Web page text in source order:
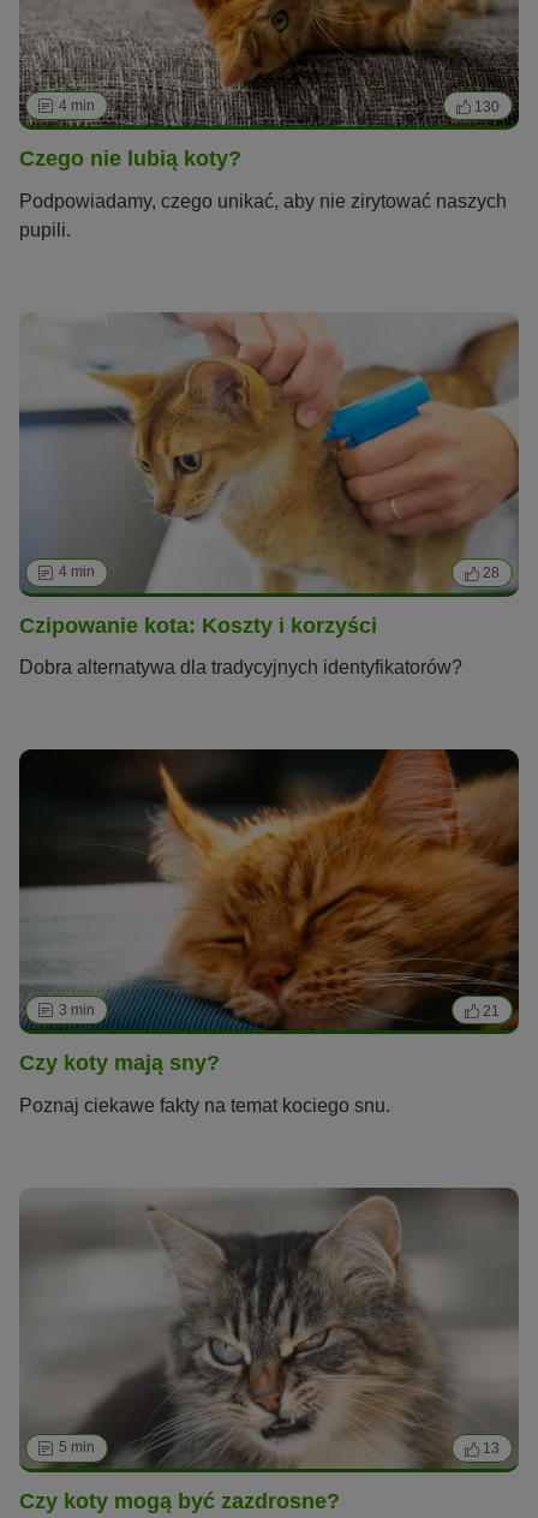
4 min 130
Czego nie lubią koty?
Podpowiadamy, czego unikać, aby nie zirytować naszych
pupili.
4 min 28
Czipowanie kota: Koszty i korzyści
Dobra alternatywa dla tradycyjnych identyfikatorów?
3 min 21
Czy koty mają sny?
Poznaj ciekawe fakty na temat kociego snu.
5 min 13
Czy koty mogą być zazdrosne?